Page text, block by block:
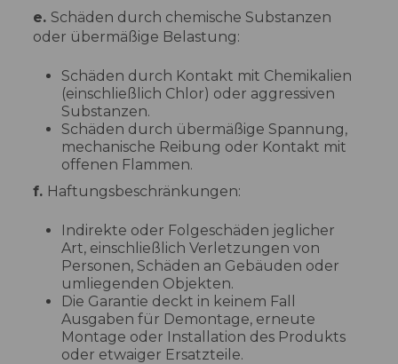
e. Schäden durch chemische Substanzen
oder übermäßige Belastung:
Schäden durch Kontakt mit Chemikalien
(einschließlich Chlor) oder aggressiven
Substanzen.
Schäden durch übermäßige Spannung,
mechanische Reibung oder Kontakt mit
offenen Flammen.
f. Haftungsbeschränkungen:
Indirekte oder Folgeschäden jeglicher
Art, einschließlich Verletzungen von
Personen, Schäden an Gebäuden oder
umliegenden Objekten.
Die Garantie deckt in keinem Fall
Ausgaben für Demontage, erneute
Montage oder Installation des Produkts
oder etwaiger Ersatzteile.